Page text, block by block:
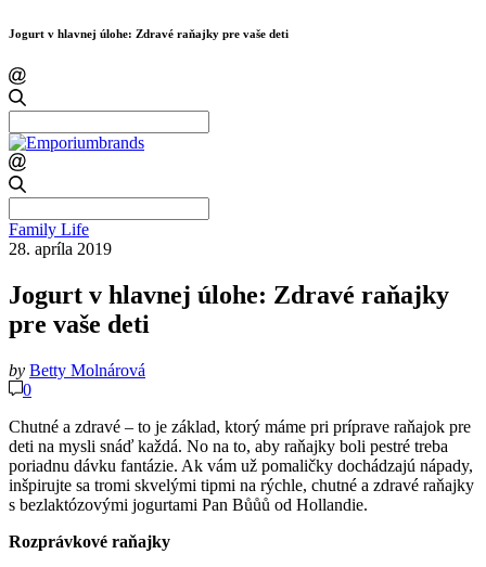
Jogurt v hlavnej úlohe: Zdravé raňajky pre vaše deti
for:
for:
Family Life
28. apríla 2019
Jogurt v hlavnej úlohe: Zdravé raňajky
pre vaše deti
by Betty Molnárová
0
Chutné a zdravé – to je základ, ktorý máme pri príprave raňajok pre
deti na mysli snáď každá. No na to, aby raňajky boli pestré treba
poriadnu dávku fantázie. Ak vám už pomaličky dochádzajú nápady,
inšpirujte sa tromi skvelými tipmi na rýchle, chutné a zdravé raňajky
s bezlaktózovými jogurtami Pan Bůůů od Hollandie.
Rozprávkové raňajky